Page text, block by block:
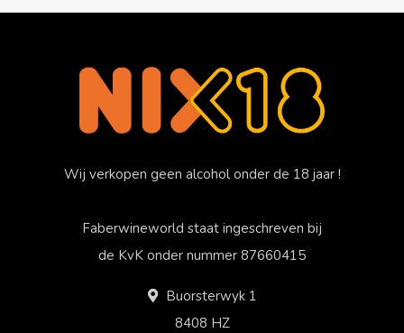
Wij verkopen geen alcohol onder de 18 jaar !
Faberwineworld staat ingeschreven bij
de KvK onder nummer 87660415
Buorsterwyk 1
8408 HZ